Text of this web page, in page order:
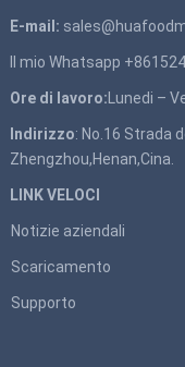
E-mail:
Il mio Whatsapp
Ore di lavoro: Lunedi –
Indirizzo: No.16 Strada
Zhengzhou,Henan,Cina.
LINK VELOCI
Notizie aziendali
Scaricamento
Supporto